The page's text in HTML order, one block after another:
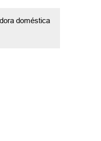
doméstica